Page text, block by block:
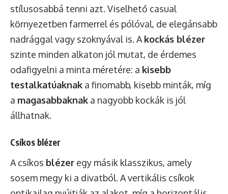
stílusosabbá tenni azt. Viselhető casual
környezetben farmerrel és pólóval, de elegánsabb
nadrággal vagy szoknyával is. A kockás blézer
szinte minden alkaton jól mutat, de érdemes
odafigyelni a minta méretére: a kisebb
testalkatúaknak a finomabb, kisebb minták, míg
a magasabbaknak a nagyobb kockák is jól
állhatnak.
Csíkos blézer
A csíkos blézer egy másik klasszikus, amely
sosem megy ki a divatból. A vertikális csíkok